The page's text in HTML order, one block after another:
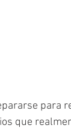
para
que